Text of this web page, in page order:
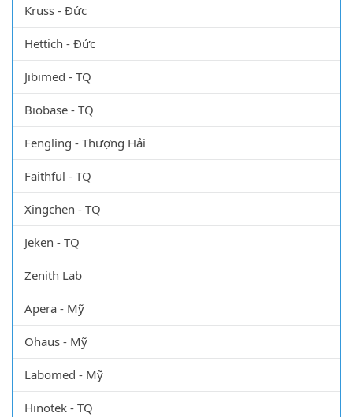
Kruss - Đức
Hettich - Đức
Jibimed - TQ
Biobase - TQ
Fengling - Thượng Hải
Faithful - TQ
Xingchen - TQ
Jeken - TQ
Zenith Lab
Apera - Mỹ
Ohaus - Mỹ
Labomed - Mỹ
Hinotek - TQ